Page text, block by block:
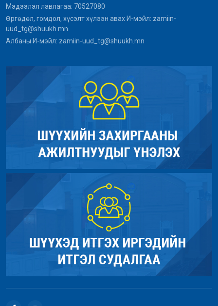
Мэдээлэл лавлагаа: 70527080
Өргөдөл, гомдол, хүсэлт хүлээн авах И-мэйл: zamiin-
uud_tg@shuukh.mn
Албаны И-мэйл: zamiin-uud_tg@shuukh.mn